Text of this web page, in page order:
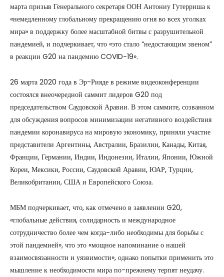
марта призыв Генерального секретаря ООН Антониу Гутерриша к
«немедленному глобальному прекращению огня во всех уголках
мира» в поддержку более масштабной битвы с разрушительной
пандемией, и подчеркивает, что «это стало “недостающим звеном”
в реакции G20 на пандемию COVID-19».
26 марта 2020 года в Эр-Рияде в режиме видеоконференции
состоялся внеочередной саммит лидеров G20 под
председательством Саудовской Аравии. В этом саммите, созванном
для обсуждения вопросов минимизации негативного воздействия
пандемии коронавируса на мировую экономику, приняли участие
представители Аргентины, Австралии, Бразилии, Канады, Китая,
Франции, Германии, Индии, Индонезии, Италии, Японии, Южной
Кореи, Мексики, России, Саудовской Аравии, ЮАР, Турции,
Великобритании, США и Европейского Союза.
МБМ подчеркивает, что, как отмечено в заявлении G20,
«глобальные действия, солидарность и международное
сотрудничество более чем когда-либо необходимы для борьбы с
этой пандемией», что это «мощное напоминание о нашей
взаимосвязанности и уязвимости», однако попытки применить это
мышление к необходимости мира по-прежнему терпят неудачу.